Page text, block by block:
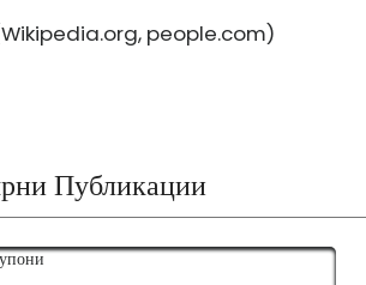
Wikipedia.org, people.com)
Публикации